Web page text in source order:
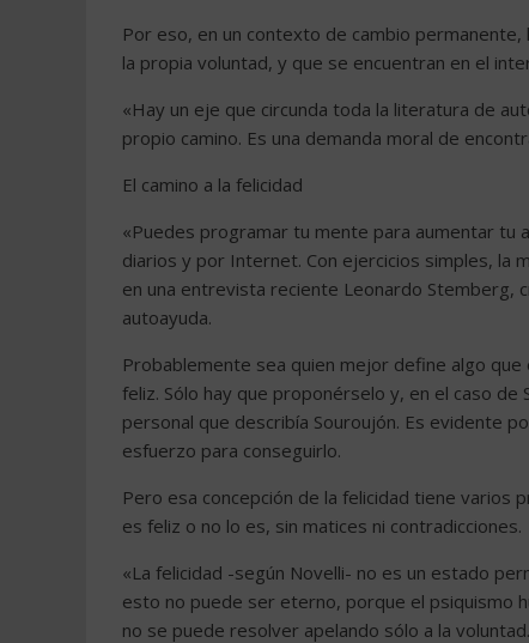
Por eso, en un contexto de cambio
la propia voluntad, y que se encuentran en el
«Hay un eje que circunda toda la literatura de
propio camino. Es una demanda moral de
El camino a la felicidad
«Puedes programar tu mente para aumentar tu
diarios y por Internet. Con ejercicios simples, la
en una entrevista reciente Leonardo Stemberg,
autoayuda.
Probablemente sea quien mejor define algo
feliz. Sólo hay que proponérselo y, en el caso
personal que describía Souroujón. Es evidente
esfuerzo para conseguirlo.
Pero esa concepción de la felicidad tiene varios
es feliz o no lo es, sin matices ni contradicciones.
«La felicidad -según Novelli- no es un estado
esto no puede ser eterno, porque el psiquismo
no se puede resolver apelando sólo a la